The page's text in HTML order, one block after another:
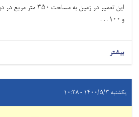
و ۱۰۰. . .
بیشتر
یکشنبه ۱۴۰۰/۵/۳ - ۱۰:۲۸